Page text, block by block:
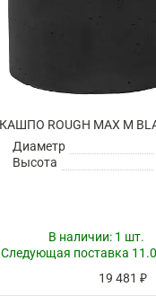
Диаметр
Высота
В наличии: 1 шт.
Следующая поставка
19 481 ₽